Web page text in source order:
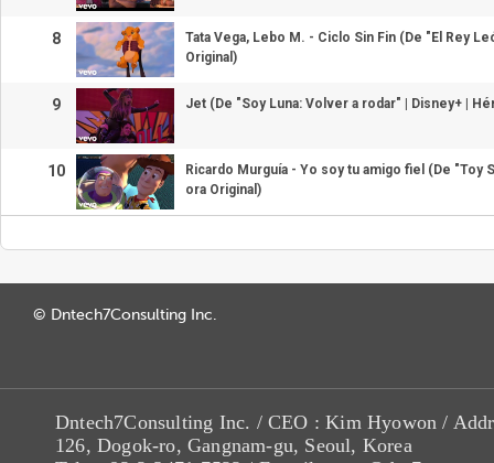
8
Tata Vega, Lebo M. - Ciclo Sin Fin (De "El Rey
Original)
9 Jet (De "Soy Luna: Volver a rodar" | Disney+ |
10
Ricardo Murguía - Yo soy tu amigo fiel (De "Toy
ora Original)
© Dntech7Consulting Inc.
Dntech7Consulting Inc. / CEO : Kim Hyowon /
126, Dogok-ro, Gangnam-gu, Seoul, Korea